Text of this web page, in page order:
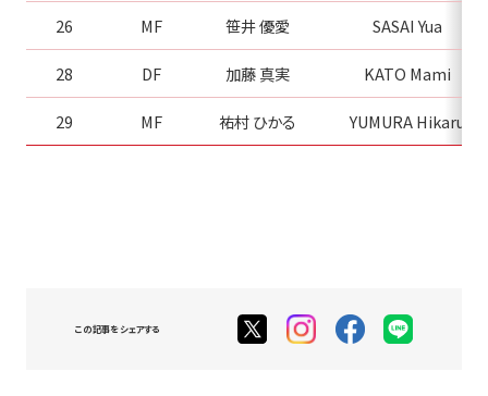
26 MF 笹井 優愛 SASAI Yua
28 DF 加藤 真実 KATO Mami
29 MF 祐村 ひかる YUMURA Hikaru
この記事をシェアする